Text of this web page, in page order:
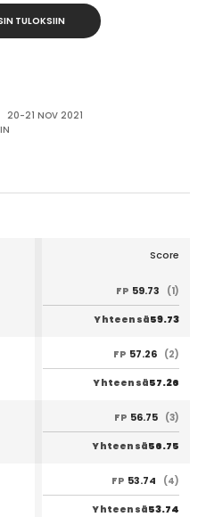
TULOKSIIN
20-21 NOV 2021
Score
FP 59.73 (1)
Yhteensä59.73
FP 57.26 (2)
Yhteensä57.26
FP 56.75 (3)
Yhteensä56.75
FP 53.74 (4)
Yhteensä53.74